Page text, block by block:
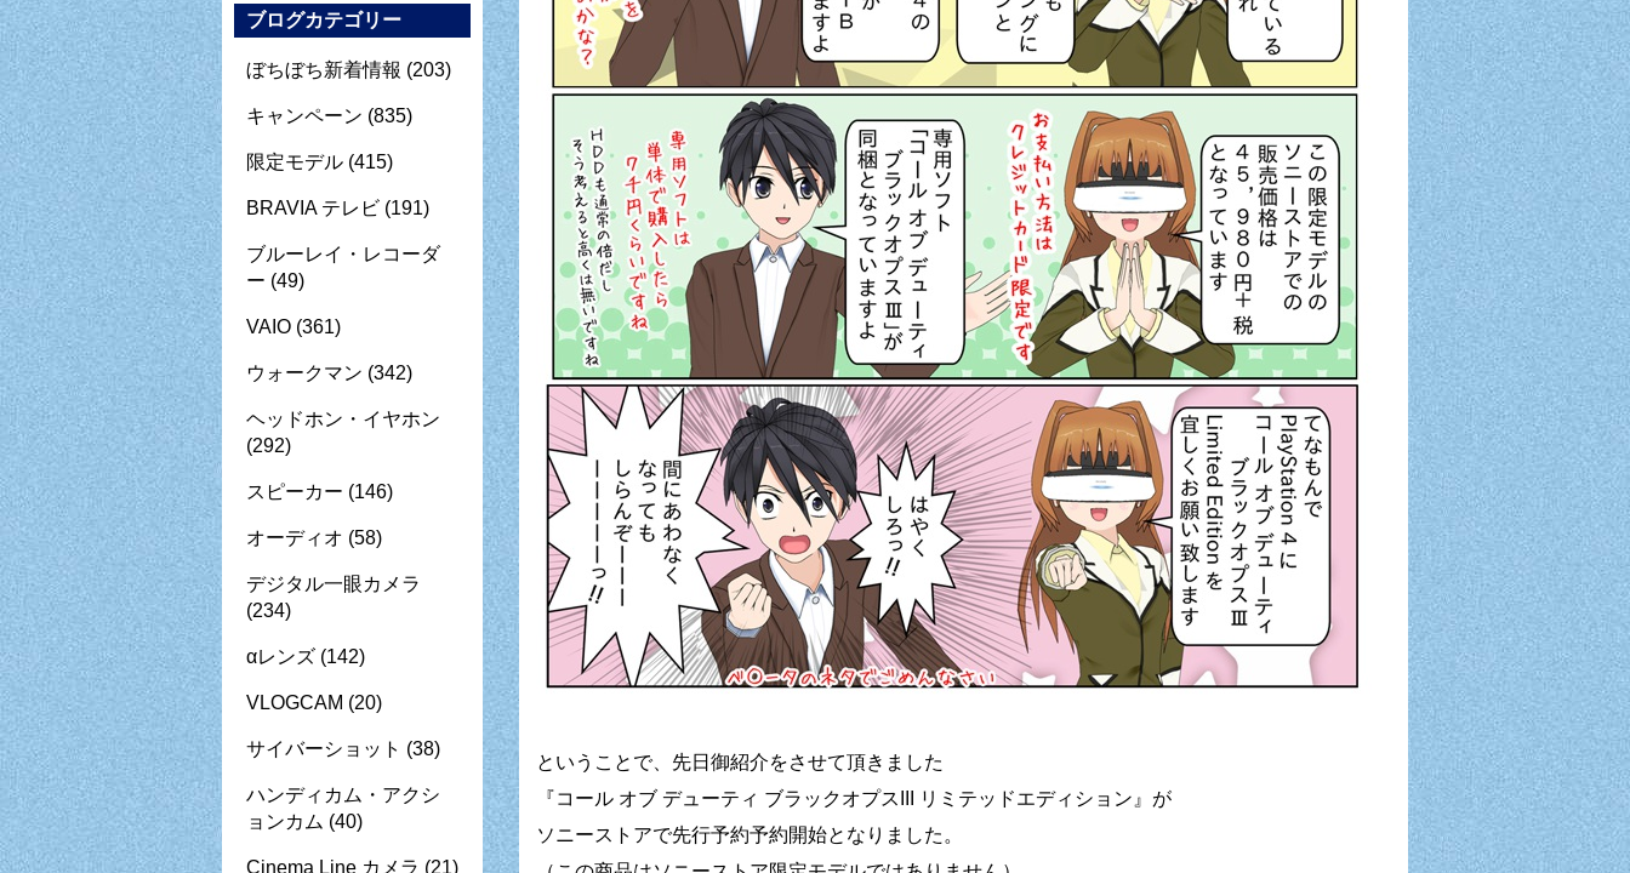
ということで、先日御紹介をさせて頂きました
『コール オブ デューティ ブラックオプスIII リミテッドエディション』が
ソニーストアで先行予約予約開始となりました。
ブログカテゴリー
ぼちぼち新着情報 (203)
キャンペーン (835)
限定モデル (415)
BRAVIA テレビ (191)
ブルーレイ・レコーダ
ー (49)
VAIO (361)
ウォークマン (342)
ヘッドホン・イヤホン
(292)
スピーカー (146)
オーディオ (58)
デジタル一眼カメラ
(234)
αレンズ (142)
VLOGCAM (20)
サイバーショット (38)
ハンディカム・アクシ
ョンカム (40)
Cinema Line カメラ (21)